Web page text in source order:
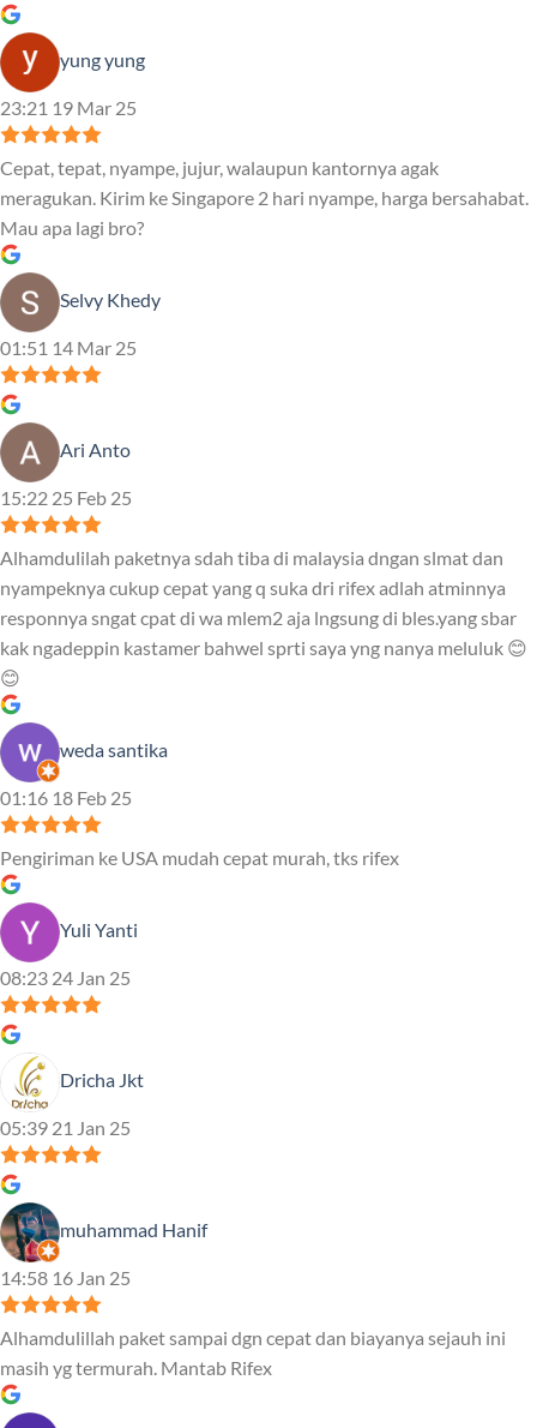
yung yung
23:21 19 Mar 25
Cepat, tepat, nyampe, jujur, walaupun kantornya agak
meragukan. Kirim ke Singapore 2 hari nyampe, harga bersahabat.
Mau apa lagi bro?
Selvy Khedy
01:51 14 Mar 25
Ari Anto
15:22 25 Feb 25
Alhamdulilah paketnya sdah tiba di malaysia dngan slmat dan
nyampeknya cukup cepat yang q suka dri rifex adlah atminnya
responnya sngat cpat di wa mlem2 aja lngsung di bles.yang sbar
kak ngadeppin kastamer bahwel sprti saya yng nanya meluluk 😊
😊
weda santika
01:16 18 Feb 25
Pengiriman ke USA mudah cepat murah, tks rifex
Yuli Yanti
08:23 24 Jan 25
Dricha Jkt
05:39 21 Jan 25
muhammad Hanif
14:58 16 Jan 25
Alhamdulillah paket sampai dgn cepat dan biayanya sejauh ini
masih yg termurah. Mantab Rifex